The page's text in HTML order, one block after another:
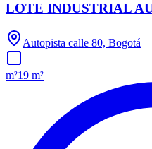
LOTE INDUSTRIAL
Autopista calle 80, Bogotá
m²19 m²